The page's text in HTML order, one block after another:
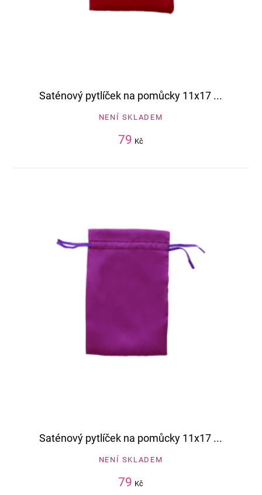
Saténový pytlíček na pomůcky 11x17 ...
NENÍ SKLADEM
79 Kč
Saténový pytlíček na pomůcky 11x17 ...
NENÍ SKLADEM
79 Kč